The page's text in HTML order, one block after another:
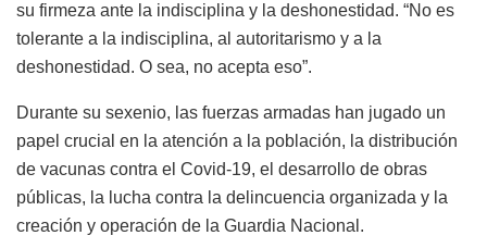
su firmeza ante la indisciplina y la deshonestidad. “No es
tolerante a la indisciplina, al autoritarismo y a la
deshonestidad. O sea, no acepta eso”.
Durante su sexenio, las fuerzas armadas han jugado un
papel crucial en la atención a la población, la distribución
de vacunas contra el Covid-19, el desarrollo de obras
públicas, la lucha contra la delincuencia organizada y la
creación y operación de la Guardia Nacional.